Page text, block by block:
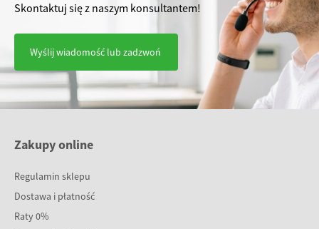
na
stronie
produktu
Skontaktuj się z naszym konsultantem!
Wyślij wiadomość lub zadzwoń
Zakupy online
Regulamin sklepu
Dostawa i płatność
Raty 0%